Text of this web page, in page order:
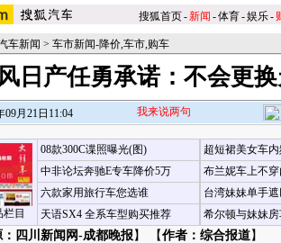
搜狐首页-新闻 -体育-娱乐-
车新闻 > 车市新闻-降价,车市,购车
日产任勇承诺：不会更
09月21日11:04 我来说两句
目
08款300C谍照曝光(图)
中非论坛奔驰E专车降价5万
六款家用旅行车您选谁
天语SX4 全系车型购买推荐
超短裙美女车
布兰妮车上不
台湾妹妹单手
希尔顿与妹妹
：四川新闻网-成都晚报】 【作者：综合报道】